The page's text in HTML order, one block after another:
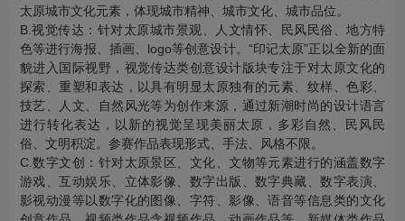
太原城市文化元素，体现城市精神、城市文化、城市品位。
B.视觉传达：针对太原城市景观、人文情怀、民风民俗、地方特
色等进行海报、插画、logo等创意设计。“印记太原”正以全新的面
貌进入国际视野，视觉传达类创意设计版块专注于对太原文化的
探索、重塑和表达，以具有明显太原独有的元素、纹样、色彩、
技艺、人文、自然风光等为创作来源，通过新潮时尚的设计语言
进行转化表达，以新的视觉呈现美丽太原，多彩自然、民风民
俗、文明积淀。参赛作品表现形式、手法、风格不限。
C.数字文创：针对太原景区、文化、文物等元素进行的涵盖数字
游戏、互动娱乐、立体影像、数字出版、数字典藏、数字表演、
影视动漫等以数字化的图像、字符、影像、语音等信息类的文化